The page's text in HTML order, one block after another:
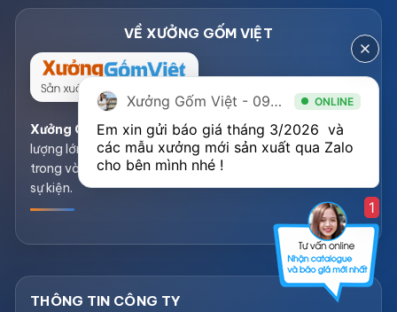
Xưởng Gốm Việt– Sản xuất và gia công gốm sứ số
lượng lớn theo yêu cầu, đối tác của nhiều doanh nghiệp
trong và ngoài nước về quà tặng, quảng bá thương hiệu,
sự kiện.
Xưởng Gốm Việt - 094.1900.823 ONLINE
Em xin gửi báo giá tháng 3/2026  và
các mẫu xưởng mới sản xuất qua Zalo
cho bên mình nhé !
1